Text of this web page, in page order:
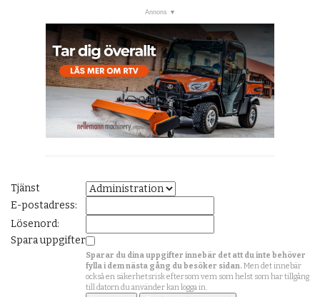
Tjänst
E-postadress:
Lösenord:
Spara uppgifter
Sparar du dina uppgifter innebär det att du inte behöver
fylla i dem nästa gång du besöker sidan.Men det innebär
också en säkerhetsrisk eftersom vem som helst som har tillgång
till datorn du använder kan logga in.